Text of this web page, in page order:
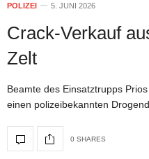
POLIZEI 5. JUNI 2026
Crack-Verkauf
Zelt
Beamte des Einsatztrupps
einen polizeibekannten
0 SHARES